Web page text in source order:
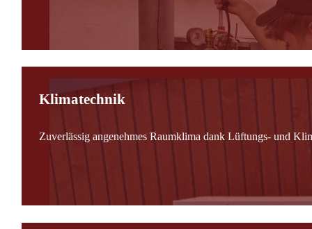
Klimatechnik
Zuverlässig angenehmes Raumklima dank Lüftungs- und